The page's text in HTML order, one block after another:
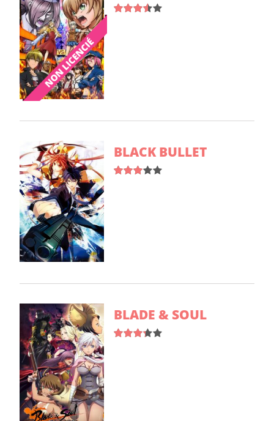
BLACK BULLET
BLADE & SOUL